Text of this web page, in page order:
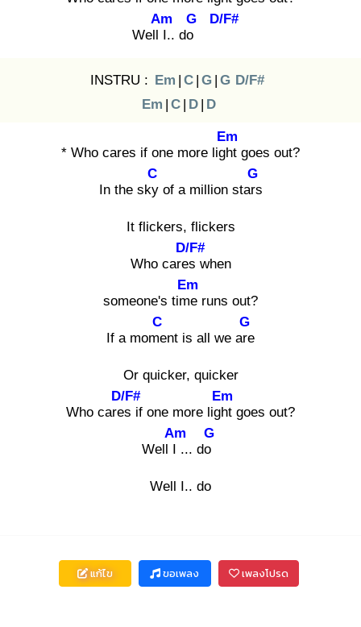
Well I.
Am
. do
G D/F#
INSTRU : Em | C | G | G D/F#
Em | C | D | D
* Who cares if one more light
Em
goes out?
In the sky
C
of a million stars
G
It flickers, flickers
Who cares
D/F#
when
someone's time
Em
runs out?
If a mome
C
nt is all we are
G
Or quicker, quicker
Who cares
D/F#
if one more light
Em
goes out?
Well I .
Am
.. do
G
Well I.. do
แก้ไข ขอเพลง เพลงโปรด